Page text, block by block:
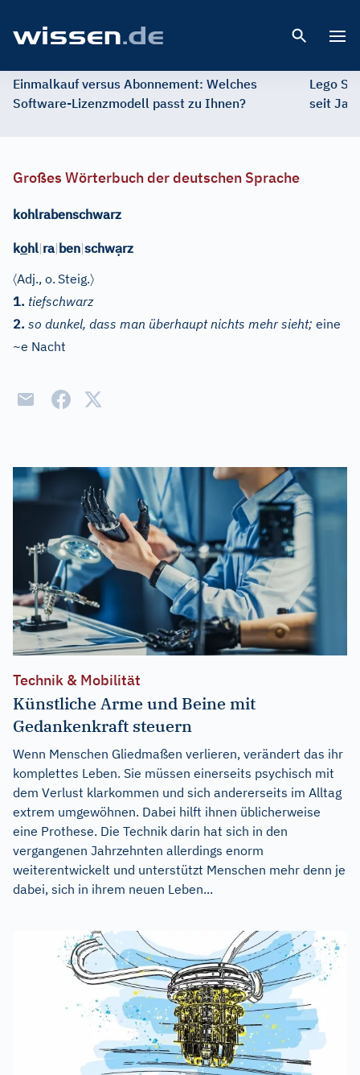
Einmalkauf versus Abonnement: Welches
Software-Lizenzmodell passt zu Ihnen?
Lego
seit
Großes Wörterbuch der deutschen Sprache
kohlrabenschwarz
kohl|ra|ben|schwạrz
〈Adj., o. Steig.〉
1. tiefschwarz
2. so dunkel, dass man überhaupt nichts mehr sieht; eine
~e Nacht
Technik & Mobilität
Künstliche Arme und Beine mit
Gedankenkraft steuern
Wenn Menschen Gliedmaßen verlieren, verändert das ihr
komplettes Leben. Sie müssen einerseits psychisch mit
dem Verlust klarkommen und sich andererseits im Alltag
extrem umgewöhnen. Dabei hilft ihnen üblicherweise
eine Prothese. Die Technik darin hat sich in den
vergangenen Jahrzehnten allerdings enorm
weiterentwickelt und unterstützt Menschen mehr denn je
dabei, sich in ihrem neuen Leben...